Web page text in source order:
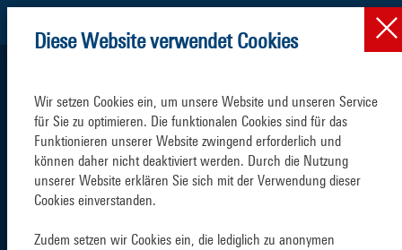
SCHIFFSVERKEHR TERMINALS
Diese Website verwendet Cookies
Wir setzen Cookies ein, um unsere Website und unseren Service
für Sie zu optimieren. Die funktionalen Cookies sind für das
Funktionieren unserer Website zwingend erforderlich und
können daher nicht deaktiviert werden. Durch die Nutzung
unserer Website erklären Sie sich mit der Verwendung dieser
Cookies einverstanden.
Zudem setzen wir Cookies ein, die lediglich zu anonymen